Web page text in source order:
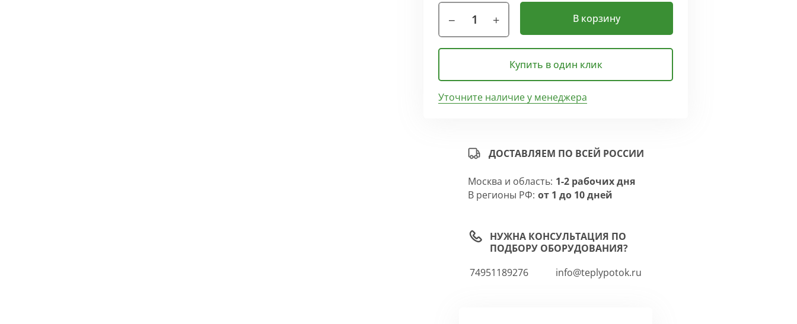
В корзину
Купить в один клик
Уточните наличие у менеджера
ДОСТАВЛЯЕМ ПО ВСЕЙ РОССИИ
Москва и область: 1-2 рабочих дня
В регионы РФ: от 1 до 10 дней
НУЖНА КОНСУЛЬТАЦИЯ ПО
ПОДБОРУ ОБОРУДОВАНИЯ?
74951189276
info@teplypotok.ru